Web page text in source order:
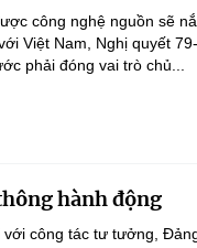
công nghệ nguồn sẽ
Việt Nam, Nghị quyết 79-
phải đóng vai trò chủ...
hành động
với công tác tư tưởng,